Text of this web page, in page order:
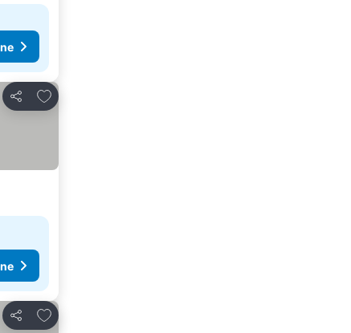
Deli
Dodati u favorite
Deli
Dodati u favorite